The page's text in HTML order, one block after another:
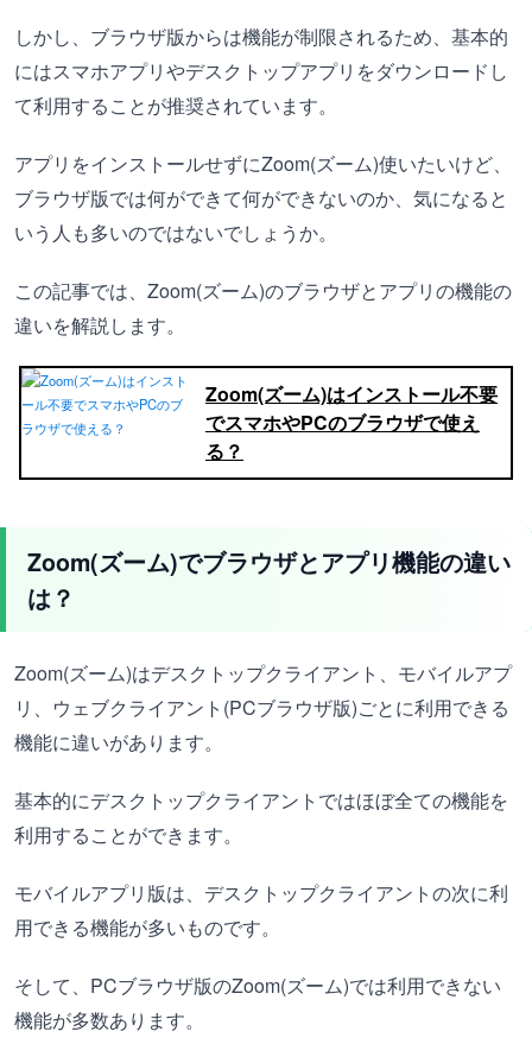
しかし、ブラウザ版からは機能が制限されるため、基本的
にはスマホアプリやデスクトップアプリをダウンロードし
て利用することが推奨されています。
アプリをインストールせずにZoom(ズーム)使いたいけど、
ブラウザ版では何ができて何ができないのか、気になると
いう人も多いのではないでしょうか。
この記事では、Zoom(ズーム)のブラウザとアプリの機能の
違いを解説します。
Zoom(ズーム)はインストール不要
でスマホやPCのブラウザで使え
る？
Zoom(ズーム)でブラウザとアプリ機能の違い
は？
Zoom(ズーム)はデスクトップクライアント、モバイルアプ
リ、ウェブクライアント(PCブラウザ版)ごとに利用できる
機能に違いがあります。
基本的にデスクトップクライアントではほぼ全ての機能を
利用することができます。
モバイルアプリ版は、デスクトップクライアントの次に利
用できる機能が多いものです。
そして、PCブラウザ版のZoom(ズーム)では利用できない
機能が多数あります。